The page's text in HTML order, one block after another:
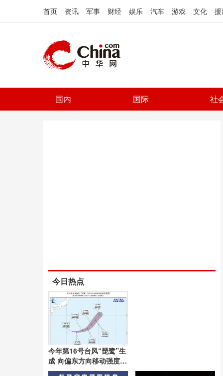
首页 资讯 军事 财经 娱乐 汽车 游戏 文化
国内 国际 社
今日热点
今年第16号台风“琵鹭”生
成 向偏东方向移动强度增
强